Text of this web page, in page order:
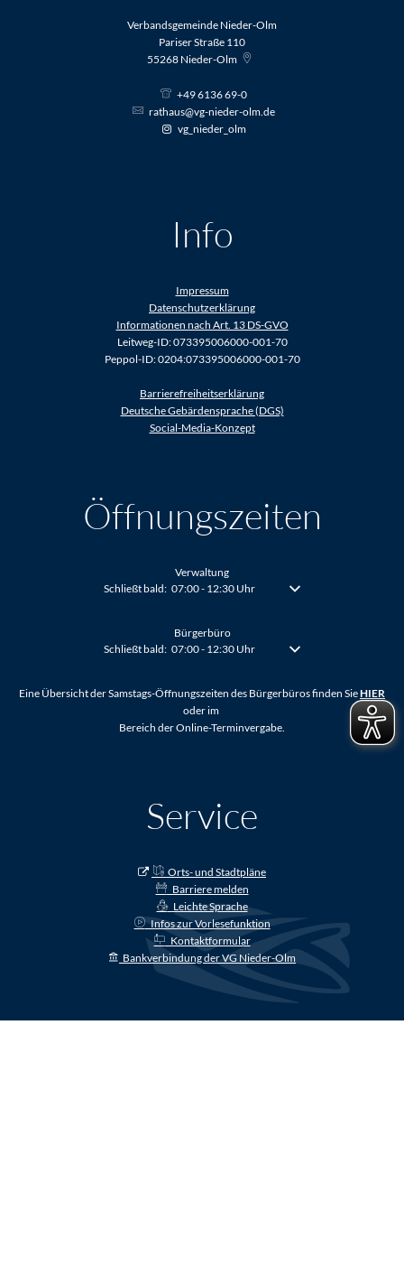
Verbandsgemeinde Nieder-Olm
Pariser Straße 110
55268 Nieder-Olm
+49 6136 69-0
rathaus@vg-nieder-olm.de
vg_nieder_olm
Info
Impressum
Datenschutzerklärung
Informationen nach Art. 13 DS-GVO
Leitweg-ID: 073395006000-001-70
Peppol-ID: 0204:073395006000-001-70
Barrierefreiheitserklärung
Deutsche Gebärdensprache (DGS)
Social-Media-Konzept
Öffnungszeiten
Verwaltung
Klicken, um weitere Öffnungs- oder Schließzeiten auszublenden
Schließt bald: 07:00- 12:30 Uhr Von 07:00 bis 12:30 Uhr
Bürgerbüro
Klicken, um weitere Öffnungs- oder Schließzeiten auszublenden
Schließt bald: 07:00- 12:30 Uhr Von 07:00 bis 12:30 Uhr
Eine Übersicht der Samstags-Öffnungszeiten des Bürgerbüros finden SieHIER
oder im
Bereich der Online-Terminvergabe.
Service
Orts- und Stadtpläne
Barriere melden
Leichte Sprache
Infos zur Vorlesefunktion
Kontaktformular
Bankverbindung der VG Nieder-Olm